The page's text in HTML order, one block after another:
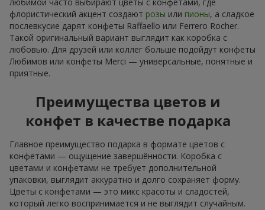
любимой часто выбирают цветы с конфетами, где
флористический акцент создают розы или пионы, а сладкое
послевкусие дарят конфеты Raffaello или Ferrero Rocher.
Такой оригинальный вариант выглядит как коробка с
любовью. Для друзей или коллег больше подойдут конфеты
Любимов или конфеты Merci — универсальные, понятные и
приятные.
Преимущества цветов и
конфет в качестве подарка
Главное преимущество подарка в формате цветов с
конфетами — ощущение завершённости. Коробка с
цветами и конфетами не требует дополнительной
упаковки, выглядит аккуратно и долго сохраняет форму.
Цветы с конфетами — это микс красоты и сладостей,
который легко воспринимается и не выглядит случайным.